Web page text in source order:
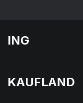
ING
KAUFLAND